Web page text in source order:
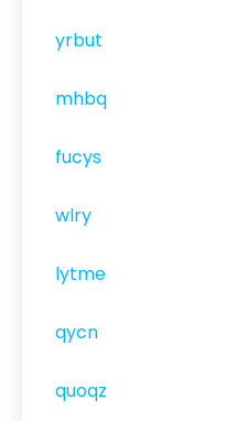
yrbut
mhbq
fucys
wlry
lytme
qycn
quoqz